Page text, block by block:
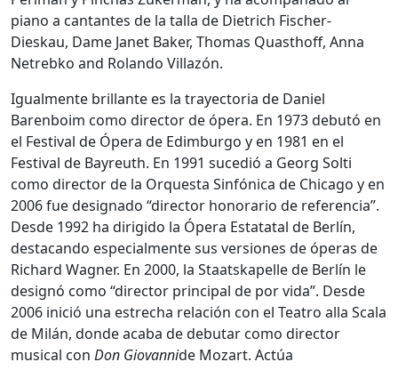
piano a cantantes de la talla de Dietrich Fischer-
Dieskau, Dame Janet Baker, Thomas Quasthoff, Anna
Netrebko and Rolando Villazón.
Igualmente brillante es la trayectoria de Daniel
Barenboim como director de ópera. En 1973 debutó en
el Festival de Ópera de Edimburgo y en 1981 en el
Festival de Bayreuth. En 1991 sucedió a Georg Solti
como director de la Orquesta Sinfónica de Chicago y en
2006 fue designado “director honorario de referencia”.
Desde 1992 ha dirigido la Ópera Estatatal de Berlín,
destacando especialmente sus versiones de óperas de
Richard Wagner. En 2000, la Staatskapelle de Berlín le
designó como “director principal de por vida”. Desde
2006 inició una estrecha relación con el Teatro alla Scala
de Milán, donde acaba de debutar como director
musical con Don Giovannide Mozart. Actúa